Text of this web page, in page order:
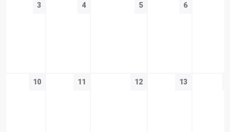
3 4 5 6
10 11 12 13